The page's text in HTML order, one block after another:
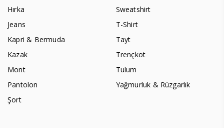
Hırka
Jeans
Kapri & Bermuda
Kazak
Mont
Pantolon
Şort
Sweatshirt
T-Shirt
Tayt
Trençkot
Tulum
Yağmurluk & Rüzgarlık